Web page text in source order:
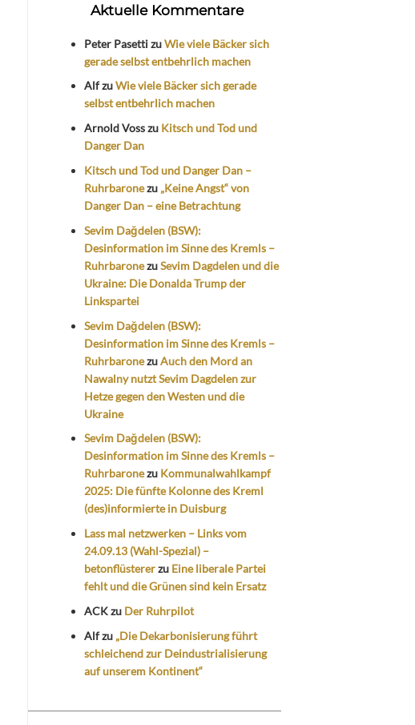
Aktuelle Kommentare
Peter PasettizuWie viele Bäcker sich
gerade selbst entbehrlich machen
AlfzuWie viele Bäcker sich gerade
selbst entbehrlich machen
Arnold Vosszu Kitsch und Tod und
Danger Dan
Kitsch und Tod und Danger Dan –
Ruhrbaronezu „Keine Angst“ von
Danger Dan – eine Betrachtung
Sevim Dağdelen (BSW):
Desinformation im Sinne des Kremls –
RuhrbaronezuSevim Dagdelen und die
Ukraine: Die Donalda Trump der
Linkspartei
Sevim Dağdelen (BSW):
Desinformation im Sinne des Kremls –
RuhrbaronezuAuch den Mord an
Nawalny nutzt Sevim Dagdelen zur
Hetze gegen den Westen und die
Ukraine
Sevim Dağdelen (BSW):
Desinformation im Sinne des Kremls –
Ruhrbaronezu Kommunalwahlkampf
2025: Die fünfte Kolonne des Kreml
(des)informierte in Duisburg
Lass mal netzwerken – Links vom
24.09.13 (Wahl-Spezial) –
betonflüstererzu Eine liberale Partei
fehlt und die Grünen sind kein Ersatz
ACKzu Der Ruhrpilot
Alfzu „Die Dekarbonisierung führt
schleichend zur Deindustrialisierung
auf unserem Kontinent“